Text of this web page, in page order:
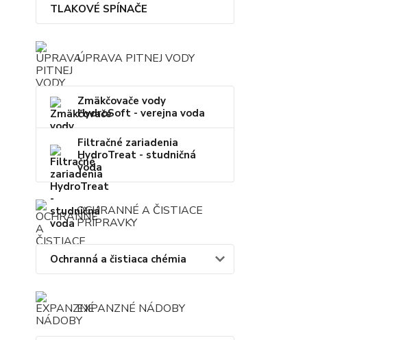
TLAKOVÉ SPÍNAČE
ÚPRAVA PITNEJ VODY
Zmäkčovače vody
HydroSoft - verejna voda
Filtračné zariadenia
HydroTreat - studničná
voda
OCHRANNÉ A ČISTIACE
PRÍPRAVKY
Ochranná a čistiaca chémia
EXPANZNÉ NÁDOBY